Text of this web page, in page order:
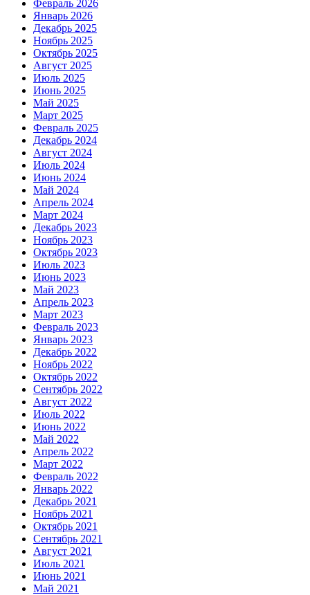
Февраль 2026
Январь 2026
Декабрь 2025
Ноябрь 2025
Октябрь 2025
Август 2025
Июль 2025
Июнь 2025
Май 2025
Март 2025
Февраль 2025
Декабрь 2024
Август 2024
Июль 2024
Июнь 2024
Май 2024
Апрель 2024
Март 2024
Декабрь 2023
Ноябрь 2023
Октябрь 2023
Июль 2023
Июнь 2023
Май 2023
Апрель 2023
Март 2023
Февраль 2023
Январь 2023
Декабрь 2022
Ноябрь 2022
Октябрь 2022
Сентябрь 2022
Август 2022
Июль 2022
Июнь 2022
Май 2022
Апрель 2022
Март 2022
Февраль 2022
Январь 2022
Декабрь 2021
Ноябрь 2021
Октябрь 2021
Сентябрь 2021
Август 2021
Июль 2021
Июнь 2021
Май 2021